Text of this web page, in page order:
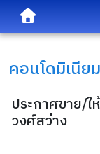
คอนโดมิเนียม
ประกาศขาย/ใ
วงศ์สว่าง